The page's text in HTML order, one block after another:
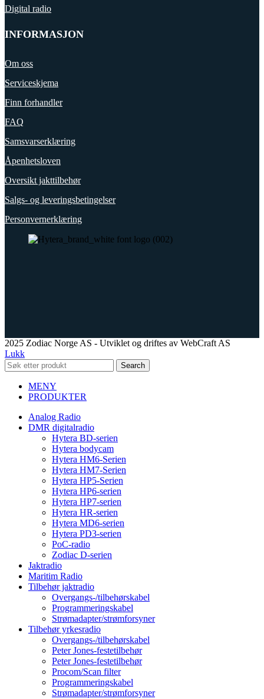
Digital radio
INFORMASJON
Om oss
Serviceskjema
Finn forhandler
FAQ
Samsvarserklæring
Åpenhetsloven
Oversikt jakttilbehør
Salgs- og leveringsbetingelser
Personvernerklæring
2025 Zodiac Norge AS - Utviklet og driftes av WebCraft AS
Lukk
Search
MENY
PRODUKTER
Analog Radio
DMR digitalradio
Hytera BD-serien
Hytera bodycam
Hytera HM6-Serien
Hytera HM7-Serien
Hytera HP5-Serien
Hytera HP6-serien
Hytera HP7-serien
Hytera HR-serien
Hytera MD6-serien
Hytera PD3-serien
PoC-radio
Zodiac D-serien
Jaktradio
Maritim Radio
Tilbehør jaktradio
Overgangs-/tilbehørskabel
Programmeringskabel
Strømadapter/strømforsyner
Tilbehør yrkesradio
Overgangs-/tilbehørskabel
Peter Jones-festetilbehør
Peter Jones-festetilbehør
Procom/Scan filter
Programmeringskabel
Strømadapter/strømforsyner